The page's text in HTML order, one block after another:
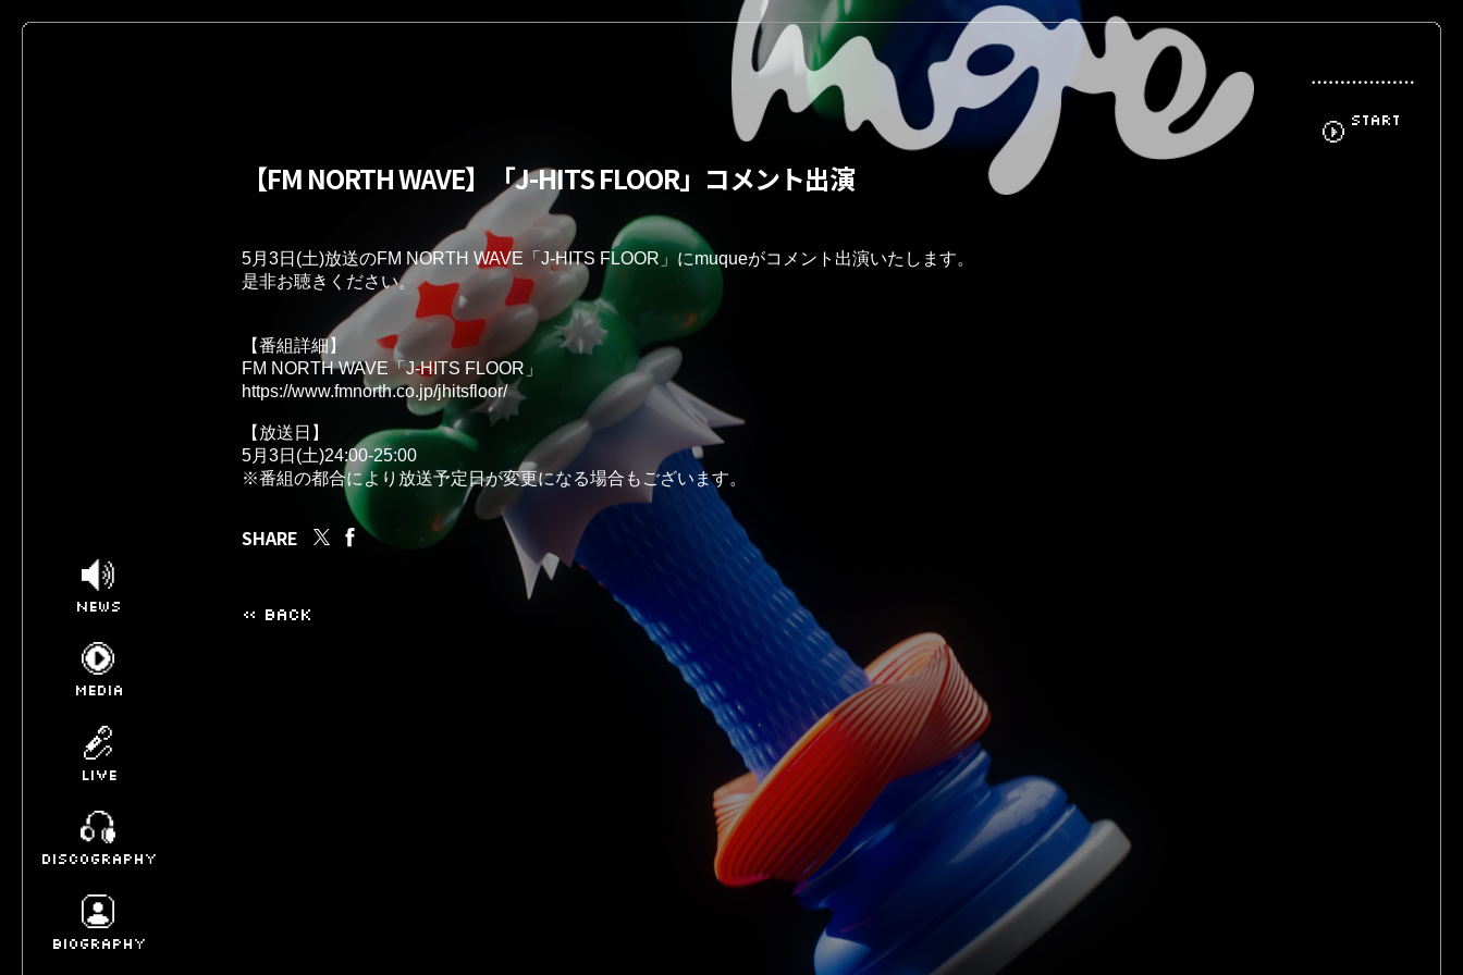
NEWS
MEDIA
LIVE
DISCOGRAPHY
BIOGRAPHY
START
【FM NORTH WAVE】「J-HITS FLOOR」コメント出演
5月3日(土)放送のFM NORTH WAVE「J-HITS FLOOR」にmuqueがコメント出演いたします。
是非お聴きください。
【番組詳細】
【放送日】
5月3日(土)24:00-25:00
※番組の都合により放送予定日が変更になる場合もございます。
SHARE
« BACK